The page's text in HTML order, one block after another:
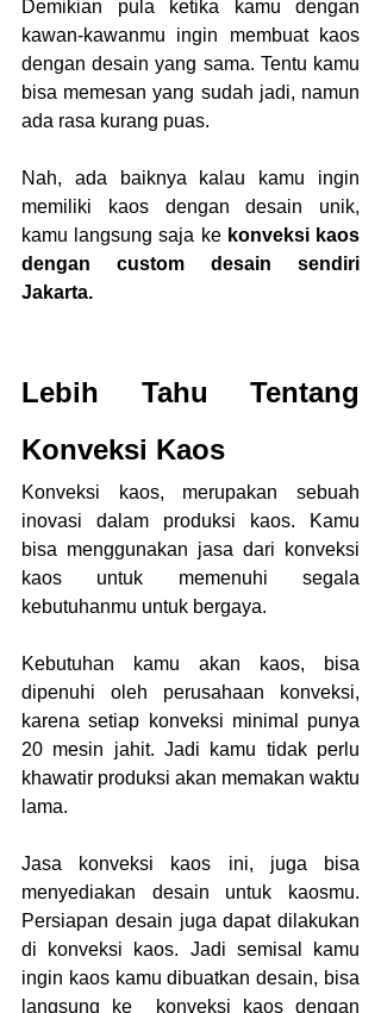
Demikian pula ketika kamu dengan
kawan-kawanmu ingin membuat kaos
dengan desain yang sama. Tentu kamu
bisa memesan yang sudah jadi, namun
ada rasa kurang puas.
Nah, ada baiknya kalau kamu ingin
memiliki kaos dengan desain unik,
kamu langsung saja ke konveksi kaos
dengan custom desain sendiri
Jakarta.
Lebih Tahu Tentang
Konveksi Kaos
Konveksi kaos, merupakan sebuah
inovasi dalam produksi kaos. Kamu
bisa menggunakan jasa dari konveksi
kaos untuk memenuhi segala
kebutuhanmu untuk bergaya.
Kebutuhan kamu akan kaos, bisa
dipenuhi oleh perusahaan konveksi,
karena setiap konveksi minimal punya
20 mesin jahit. Jadi kamu tidak perlu
khawatir produksi akan memakan waktu
lama.
Jasa konveksi kaos ini, juga bisa
menyediakan desain untuk kaosmu.
Persiapan desain juga dapat dilakukan
di konveksi kaos. Jadi semisal kamu
ingin kaos kamu dibuatkan desain, bisa
langsung ke  konveksi kaos dengan